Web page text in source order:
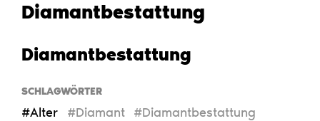
Diamantbestattung
Diamantbestattung
SCHLAGWÖRTER
#Alter #Diamant
#Diamantbestattung